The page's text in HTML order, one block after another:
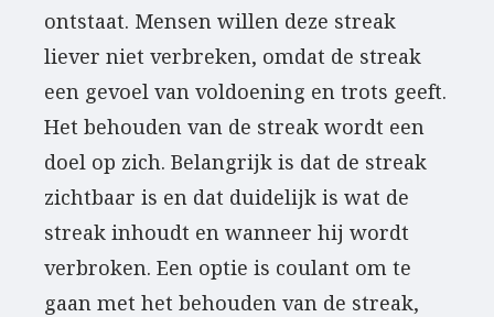
ontstaat. Mensen willen deze streak
liever niet verbreken, omdat de streak
een gevoel van voldoening en trots geeft.
Het behouden van de streak wordt een
doel op zich. Belangrijk is dat de streak
zichtbaar is en dat duidelijk is wat de
streak inhoudt en wanneer hij wordt
verbroken. Een optie is coulant om te
gaan met het behouden van de streak,